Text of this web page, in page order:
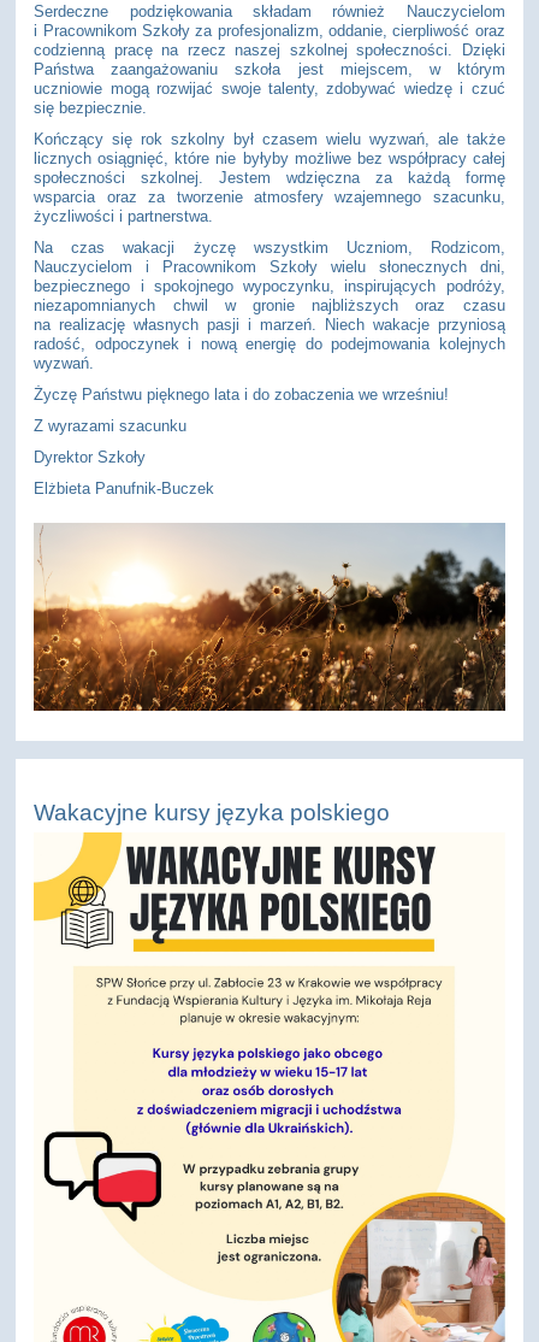
Serdeczne podziękowania składam również Nauczycielom
i Pracownikom Szkoły za profesjonalizm, oddanie, cierpliwość oraz
codzienną pracę na rzecz naszej szkolnej społeczności. Dzięki
Państwa zaangażowaniu szkoła jest miejscem, w którym
uczniowie mogą rozwijać swoje talenty, zdobywać wiedzę i czuć
się bezpiecznie.
Kończący się rok szkolny był czasem wielu wyzwań, ale także
licznych osiągnięć, które nie byłyby możliwe bez współpracy całej
społeczności szkolnej. Jestem wdzięczna za każdą formę
wsparcia oraz za tworzenie atmosfery wzajemnego szacunku,
życzliwości i partnerstwa.
Na czas wakacji życzę wszystkim Uczniom, Rodzicom,
Nauczycielom i Pracownikom Szkoły wielu słonecznych dni,
bezpiecznego i spokojnego wypoczynku, inspirujących podróży,
niezapomnianych chwil w gronie najbliższych oraz czasu
na realizację własnych pasji i marzeń. Niech wakacje przyniosą
radość, odpoczynek i nową energię do podejmowania kolejnych
wyzwań.
Życzę Państwu pięknego lata i do zobaczenia we wrześniu!
Z wyrazami szacunku
Dyrektor Szkoły
Elżbieta Panufnik-Buczek
Wakacyjne kursy języka polskiego